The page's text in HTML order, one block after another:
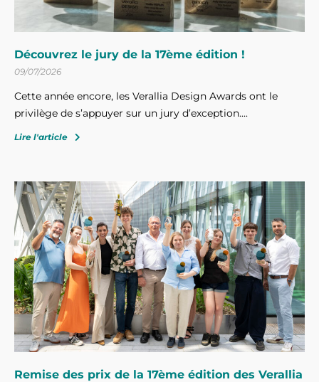
Découvrez le jury de la 17ème édition !
09/07/2026
Cette année encore, les Verallia Design Awards ont le
privilège de s’appuyer sur un jury d’exception....
Lire l'article
Remise des prix de la 17ème édition des Verallia